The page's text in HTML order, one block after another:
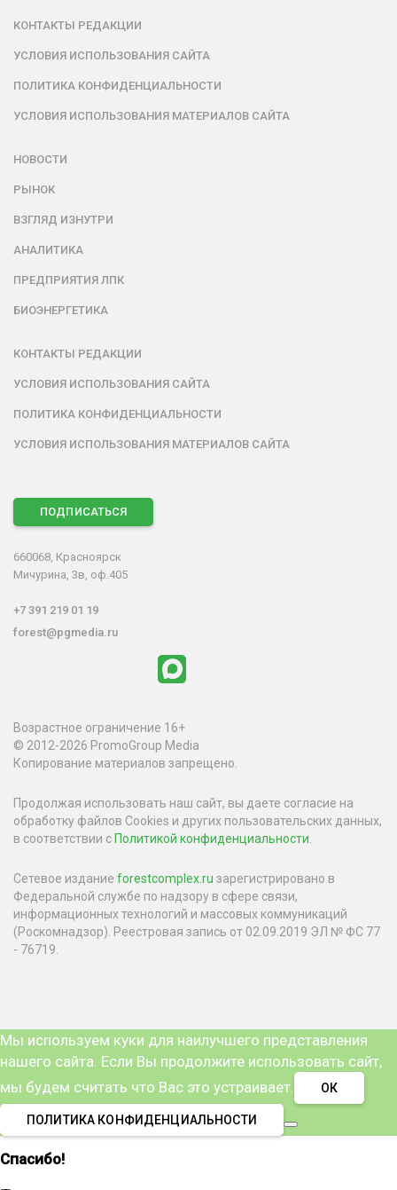
КОНТАКТЫ РЕДАКЦИИ
УСЛОВИЯ ИСПОЛЬЗОВАНИЯ САЙТА
ПОЛИТИКА КОНФИДЕНЦИАЛЬНОСТИ
УСЛОВИЯ ИСПОЛЬЗОВАНИЯ МАТЕРИАЛОВ САЙТА
НОВОСТИ
РЫНОК
ВЗГЛЯД ИЗНУТРИ
АНАЛИТИКА
ПРЕДПРИЯТИЯ ЛПК
БИОЭНЕРГЕТИКА
КОНТАКТЫ РЕДАКЦИИ
УСЛОВИЯ ИСПОЛЬЗОВАНИЯ САЙТА
ПОЛИТИКА КОНФИДЕНЦИАЛЬНОСТИ
УСЛОВИЯ ИСПОЛЬЗОВАНИЯ МАТЕРИАЛОВ САЙТА
ПОДПИСАТЬСЯ
660068, Красноярск
Мичурина, 3в, оф.405
+7 391 219 01 19
forest@pgmedia.ru
Возрастное ограничение 16+
© 2012-2026 PromoGroup Media
Копирование материалов запрещено.
Продолжая использовать наш сайт, вы даете согласие на
обработку файлов Cookies и других пользовательских данных,
в соответствии сПолитикой конфиденциальности
Сетевое издание forestcomplex.ru зарегистрировано в
Федеральной службе по надзору в сфере связи,
информационных технологий и массовых коммуникаций
(Роскомнадзор). Реестровая запись от 02.09.2019 ЭЛ № ФС 77
- 76719.
Мы используем куки для наилучшего представления
нашего сайта. Если Вы продолжите использовать сайт,
мы будем считать что Вас это устраивает.
ОК
ПОЛИТИКА КОНФИДЕНЦИАЛЬНОСТИ
Спасибо!